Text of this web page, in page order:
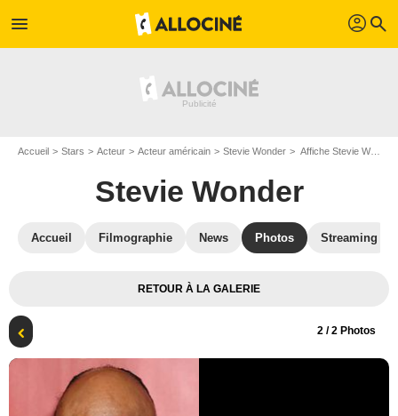
menu profil search
Accueil Stars Acteur Acteur américain Stevie Wonder Affiche Stevie Wonder
Stevie Wonder
Accueil Filmographie News Photos Streaming
RETOUR À LA GALERIE
2 / 2 Photos